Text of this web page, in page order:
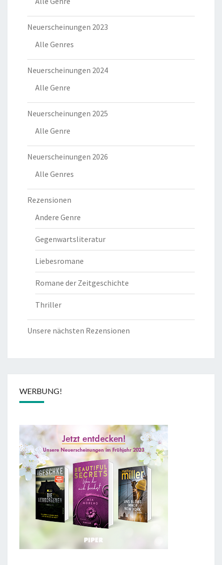
Neuerscheinungen 2023
Alle Genres
Neuerscheinungen 2024
Alle Genre
Neuerscheinungen 2025
Alle Genre
Neuerscheinungen 2026
Alle Genres
Rezensionen
Andere Genre
Gegenwartsliteratur
Liebesromane
Romane der Zeitgeschichte
Thriller
Unsere nächsten Rezensionen
WERBUNG!